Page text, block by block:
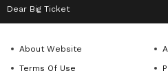
Dear Big Ticket
About Website
Terms Of Use